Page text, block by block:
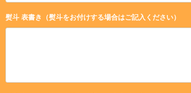
熨斗 表書き（熨斗をお付けする場合はご記入ください）